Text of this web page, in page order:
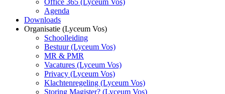
Office 365 (Lyceum Vos)
Agenda
Downloads
Organisatie (Lyceum Vos)
Schoolleiding
Bestuur (Lyceum Vos)
MR & PMR
Vacatures (Lyceum Vos)
Privacy (Lyceum Vos)
Klachtenregeling (Lyceum Vos)
Storing Magister? (Lyceum Vos)